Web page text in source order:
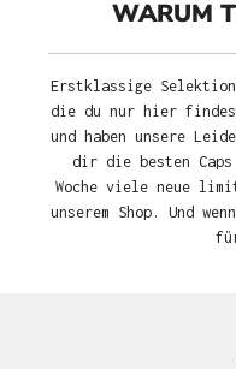
WARUM
Erstklassige
die du nur hier
und haben unsere
dir die besten
Woche viele neue
unserem Shop. Und